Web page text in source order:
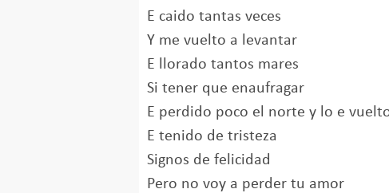
E caido tantas veces
Y me vuelto a levantar
E llorado tantos mares
Si tener que enaufragar
E perdido poco el norte y lo e
E tenido de tristeza
Signos de felicidad
Pero no voy a perder tu amor